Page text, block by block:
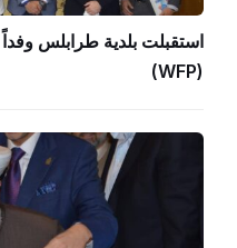
استقبلت بلدية طرابلس وفداً
(WFP)